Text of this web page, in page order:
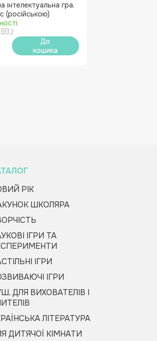
інтелектуальна гра.
(російською)
2
До
кошика
РІК
ШКОЛЯРА
ІГРИ ТА
ІГРИ
ІГРИ
ДЛЯ ВИХОВАТЕЛІВ І
ЛІТЕРАТУРА
ДИТЯЧОЇ КІМНАТИ